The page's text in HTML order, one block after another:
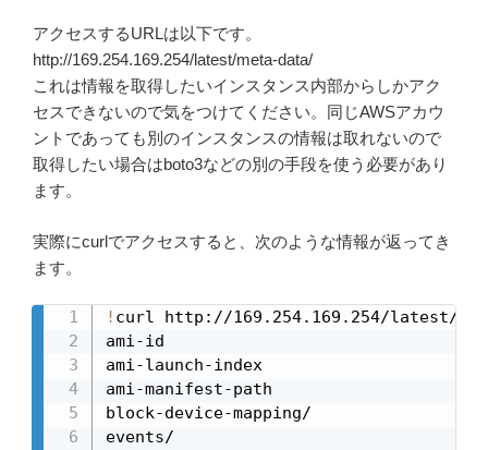
アクセスするURLは以下です。
http://169.254.169.254/latest/meta-data/
これは情報を取得したいインスタンス内部からしかアク
セスできないので気をつけてください。同じAWSアカウ
ントであっても別のインスタンスの情報は取れないので
取得したい場合はboto3などの別の手段を使う必要があり
ます。
実際にcurlでアクセスすると、次のような情報が返ってき
ます。
! curl http://169.254.169.254/latest/
ami-id
ami-launch-index
ami-manifest-path
block-device-mapping/